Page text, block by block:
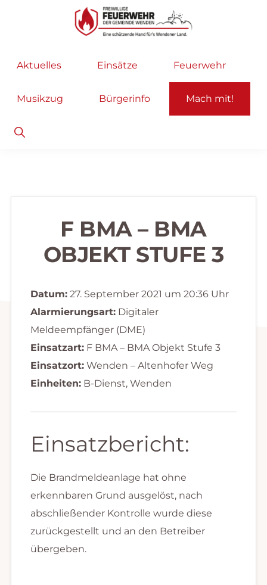
Hauptnavigation
Feuerwehr
helfen
selbstverständlich!
Aktuelles Einsätze Feuerwehr
Musikzug Bürgerinfo Mach mit!
Show
Search
F BMA – BMA
OBJEKT STUFE 3
Datum:27. September 2021 um 20:36 Uhr
Alarmierungsart:Digitaler
Meldeempfänger (DME)
Einsatzart:F BMA – BMA Objekt Stufe 3
Einsatzort:Wenden – Altenhofer Weg
Einheiten:B-Dienst, Wenden
Einsatzbericht:
Die Brandmeldeanlage hat ohne
erkennbaren Grund ausgelöst, nach
abschließender Kontrolle wurde diese
zurückgestellt und an den Betreiber
übergeben.